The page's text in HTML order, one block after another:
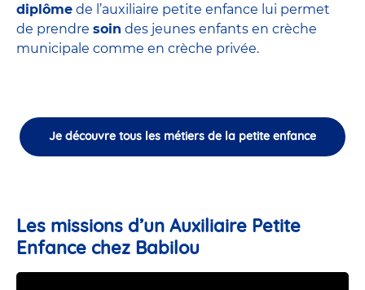
diplôme de l’auxiliaire petite enfance lui permet
de prendre soin des jeunes enfants en crèche
municipale comme en crèche privée.
Je découvre tous les métiers de la petite enfance
Les missions d’un Auxiliaire Petite
Enfance chez Babilou